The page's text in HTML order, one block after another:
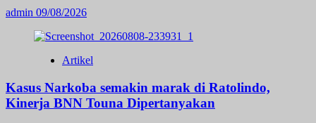
admin 09/08/2026
Artikel
Kasus Narkoba semakin marak di Ratolindo,
Kinerja BNN Touna Dipertanyakan